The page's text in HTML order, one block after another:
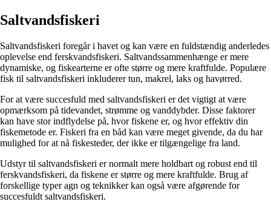
Saltvandsfiskeri
Saltvandsfiskeri foregår i havet og kan være en fuldstændig anderledes
oplevelse end ferskvandsfiskeri. Saltvandssammenhænge er mere
dynamiske, og fiskearterne er ofte større og mere kraftfulde. Populære
fisk til saltvandsfiskeri inkluderer tun, makrel, laks og havørred.
For at være succesfuld med saltvandsfiskeri er det vigtigt at være
opmærksom på tidevandet, strømme og vanddybder. Disse faktorer
kan have stor indflydelse på, hvor fiskene er, og hvor effektiv din
fiskemetode er. Fiskeri fra en båd kan være meget givende, da du har
mulighed for at nå fiskesteder, der ikke er tilgængelige fra land.
Udstyr til saltvandsfiskeri er normalt mere holdbart og robust end til
ferskvandsfiskeri, da fiskene er større og mere kraftfulde. Brug af
forskellige typer agn og teknikker kan også være afgørende for
succesfuldt saltvandsfiskeri.